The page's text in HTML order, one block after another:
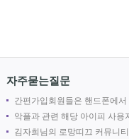
자주묻는질문
간편가입회원들은 핸드폰에서 로망어플로 전자책을 볼 수 없
악플과 관련 해당 아이피 사용자를 차단
김자희님의 로망띠끄 커뮤니티 접속을 차단합